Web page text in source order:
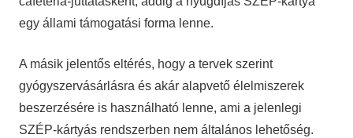
egy állami támogatási forma lenne.
A másik jelentős eltérés, hogy a tervek szerint
gyógyszervásárlásra és akár alapvető élelmiszerek
beszerzésére is használható lenne, ami a jelenlegi
SZÉP-kártyás rendszerben nem általános lehetőség.